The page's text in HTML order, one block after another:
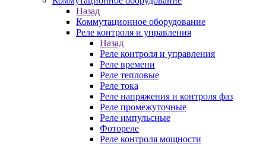
Назад
Коммутационное оборудование
Реле контроля и управления
Назад
Реле контроля и управления
Реле времени
Реле тепловые
Реле тока
Реле напряжения и контроля фаз
Реле промежуточные
Реле импульсные
Фотореле
Реле контроля мощности